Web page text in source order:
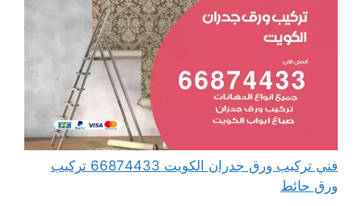
فني تركيب ورق جدران الكويت 66874433 تركيب
ورق حائط